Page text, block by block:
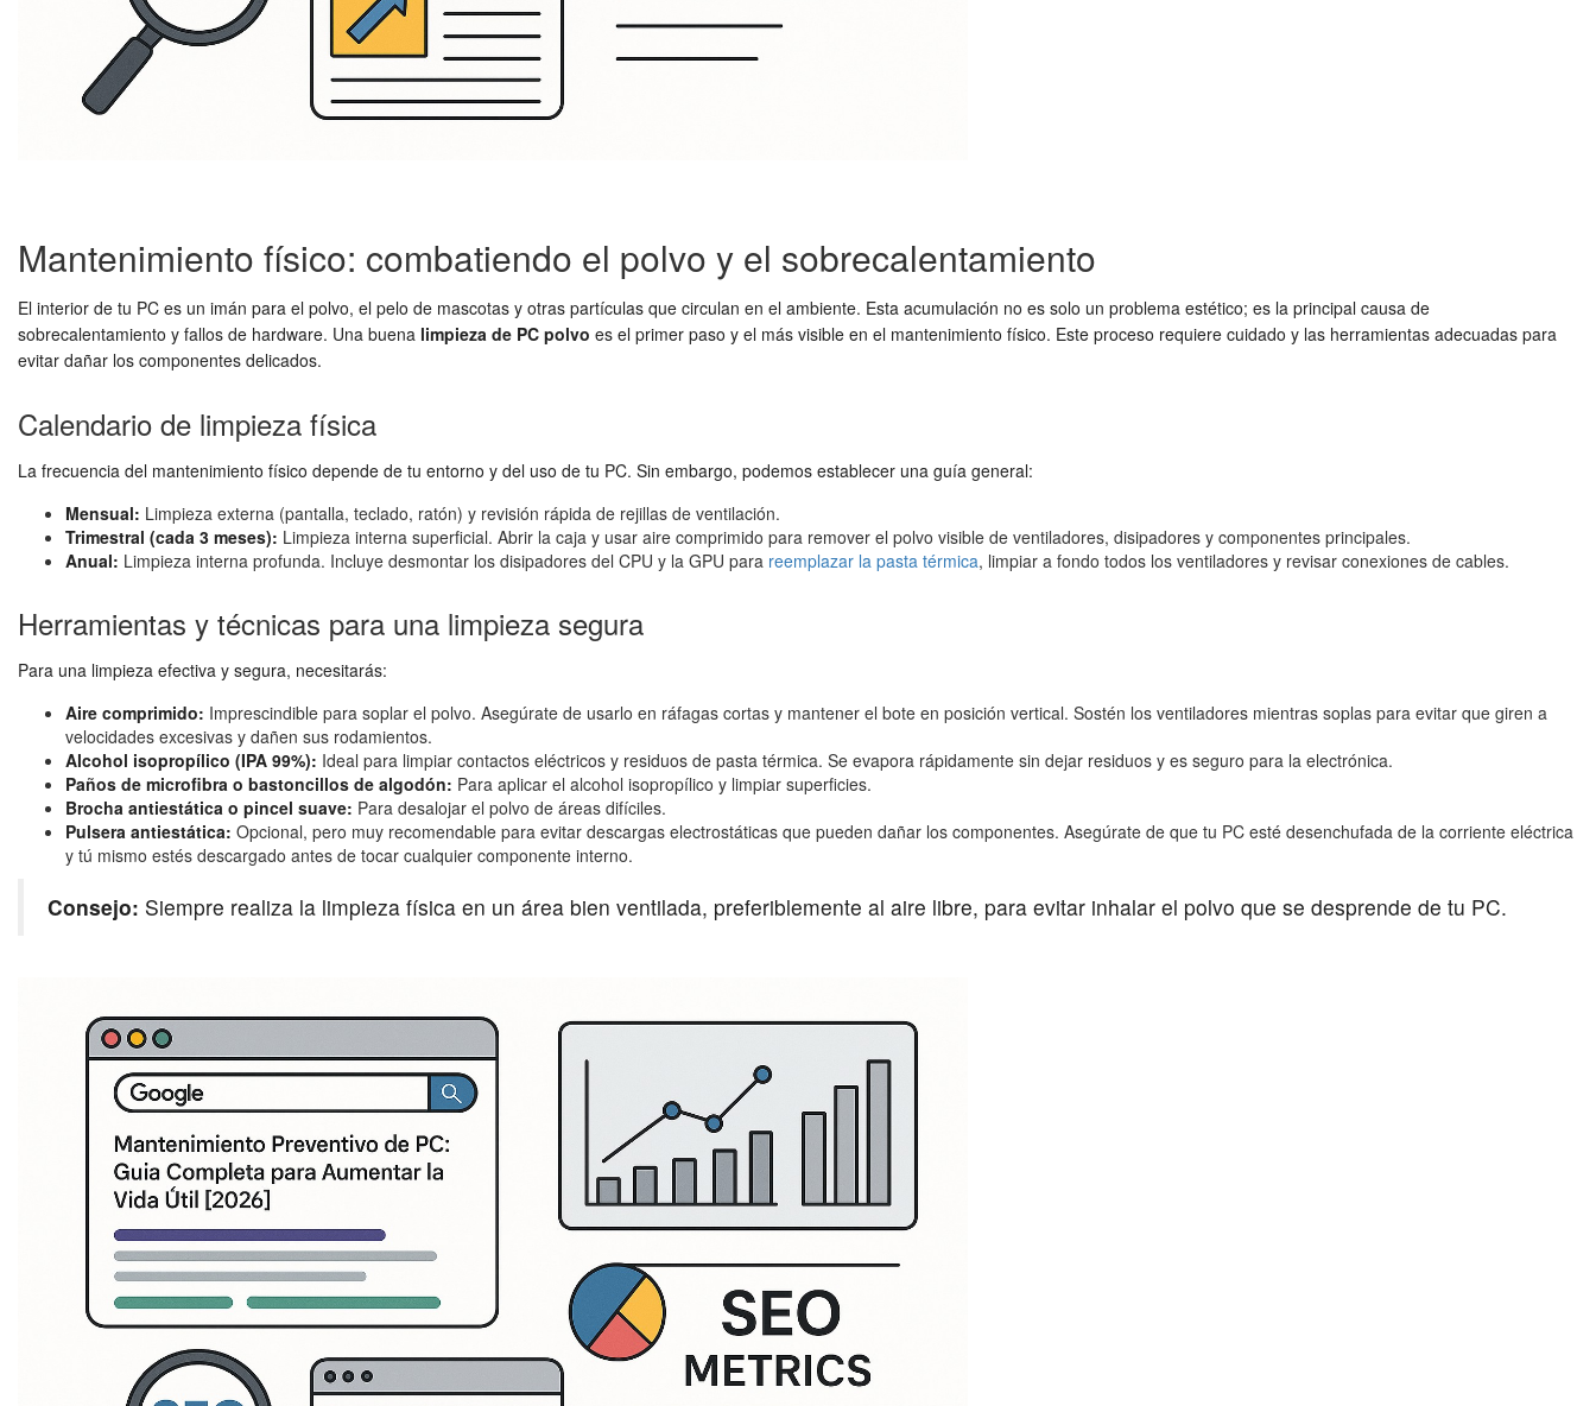
Mantenimiento físico: combatiendo el polvo y el sobrecalentamiento
El interior de tu PC es un imán para el polvo, el pelo de mascotas y otras partículas que circulan en el ambiente. Esta acumulación no es solo un problema estético; es la principal causa de
sobrecalentamiento y fallos de hardware. Una buena limpieza de PC polvo es el primer paso y el más visible en el mantenimiento físico. Este proceso requiere cuidado y las herramientas adecuadas para
evitar dañar los componentes delicados.
Calendario de limpieza física
La frecuencia del mantenimiento físico depende de tu entorno y del uso de tu PC. Sin embargo, podemos establecer una guía general:
Mensual: Limpieza externa (pantalla, teclado, ratón) y revisión rápida de rejillas de ventilación.
Trimestral (cada 3 meses): Limpieza interna superficial. Abrir la caja y usar aire comprimido para remover el polvo visible de ventiladores, disipadores y componentes principales.
Anual: Limpieza interna profunda. Incluye desmontar los disipadores del CPU y la GPU para reemplazar la pasta térmica, limpiar a fondo todos los ventiladores y revisar conexiones de cables.
Herramientas y técnicas para una limpieza segura
Para una limpieza efectiva y segura, necesitarás:
Aire comprimido: Imprescindible para soplar el polvo. Asegúrate de usarlo en ráfagas cortas y mantener el bote en posición vertical. Sostén los ventiladores mientras soplas para evitar que giren a
velocidades excesivas y dañen sus rodamientos.
Alcohol isopropílico (IPA 99%): Ideal para limpiar contactos eléctricos y residuos de pasta térmica. Se evapora rápidamente sin dejar residuos y es seguro para la electrónica.
Paños de microfibra o bastoncillos de algodón: Para aplicar el alcohol isopropílico y limpiar superficies.
Brocha antiestática o pincel suave: Para desalojar el polvo de áreas difíciles.
Pulsera antiestática: Opcional, pero muy recomendable para evitar descargas electrostáticas que pueden dañar los componentes. Asegúrate de que tu PC esté desenchufada de la corriente eléctrica
y tú mismo estés descargado antes de tocar cualquier componente interno.
Consejo: Siempre realiza la limpieza física en un área bien ventilada, preferiblemente al aire libre, para evitar inhalar el polvo que se desprende de tu PC.